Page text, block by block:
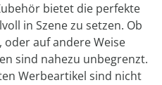
bietet die perfekte
in Szene zu setzen. Ob
auf andere Weise
sind nahezu unbegrenzt.
Werbeartikel sind nicht